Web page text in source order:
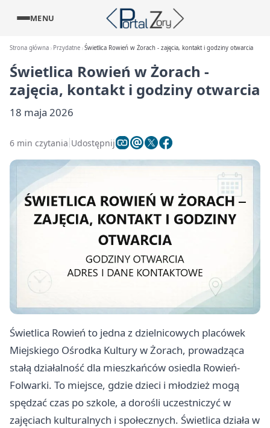
MENU
Strona główna Przydatne Świetlica Rowień w Żorach - zajęcia, kontakt i godziny otwarcia
Świetlica Rowień w Żorach -
zajęcia, kontakt i godziny otwarcia
18 maja 2026
6 min czytania Udostępnij
Świetlica Rowień to jedna z dzielnicowych placówek
Miejskiego Ośrodka Kultury w Żorach, prowadząca
stałą działalność dla mieszkańców osiedla Rowień-
Folwarki. To miejsce, gdzie dzieci i młodzież mogą
spędzać czas po szkole, a dorośli uczestniczyć w
zajęciach kulturalnych i społecznych. Świetlica działa w